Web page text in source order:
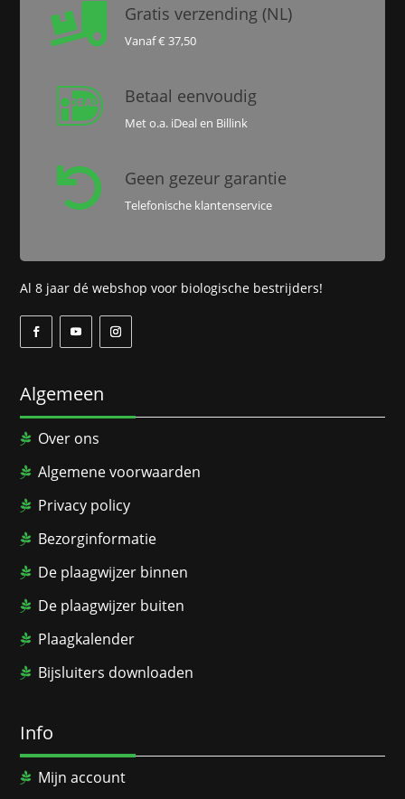
 Gratis verzending (NL)
Vanaf € 37,50
 Betaal eenvoudig
Met o.a. iDeal en Billink
 Geen gezeur garantie
Telefonische klantenservice
Al 8 jaar dé webshop voor biologische bestrijders!
Algemeen
Over ons
Algemene voorwaarden
Privacy policy
Bezorginformatie
De plaagwijzer binnen
De plaagwijzer buiten
Plaagkalender
Bijsluiters downloaden
Info
Mijn account